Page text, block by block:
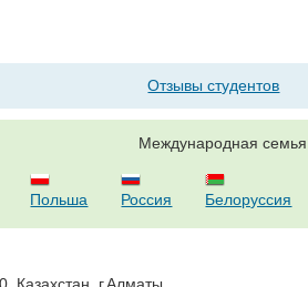
Отзывы студентов
Международная
Польша Россия Белоруссия